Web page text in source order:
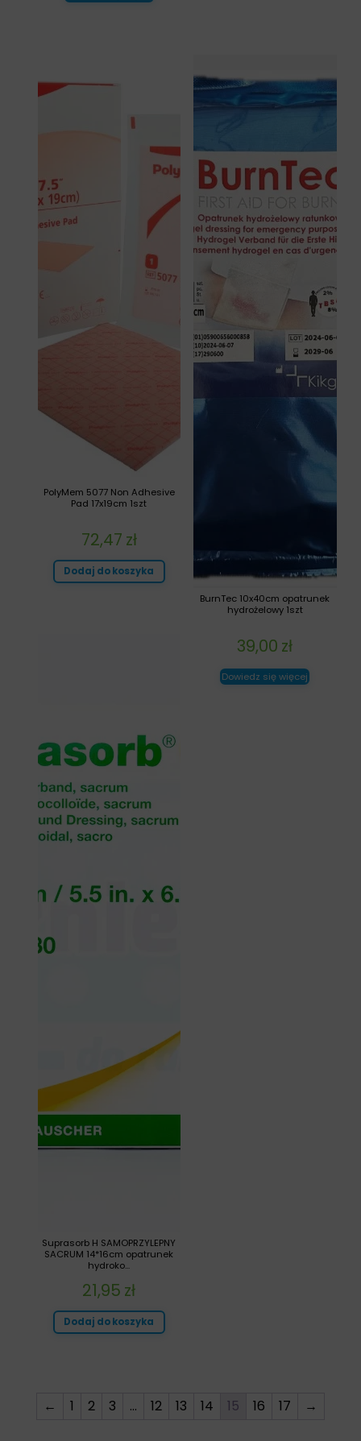
BurnTec 10x40cm opatrunek
hydrożelowy 1szt
39,00 zł
Dowiedz się więcej
PolyMem 5077 Non Adhesive
Pad 17x19cm 1szt
72,47 zł
Dodaj do koszyka
Suprasorb H SAMOPRZYLEPNY
SACRUM 14*16cm opatrunek
hydroko...
21,95 zł
Dodaj do koszyka
← 1 2 3 … 12 13 14 15 16 17 →